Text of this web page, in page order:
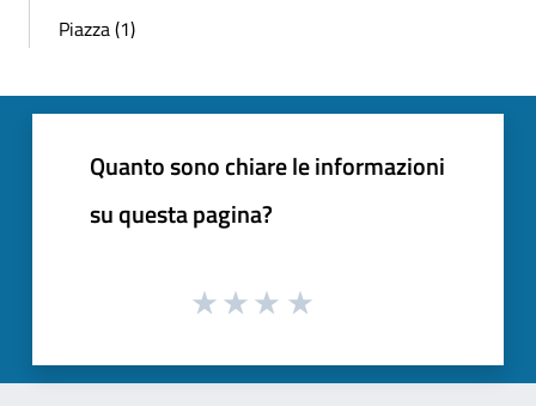
Piazza (1)
Quanto sono chiare le informazioni
su questa pagina?